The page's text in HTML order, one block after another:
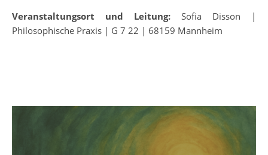
Veranstaltungsort
und Leitung: Sofia Disson |
Philosophische Praxis | G 7 22 | 68159 Mannheim